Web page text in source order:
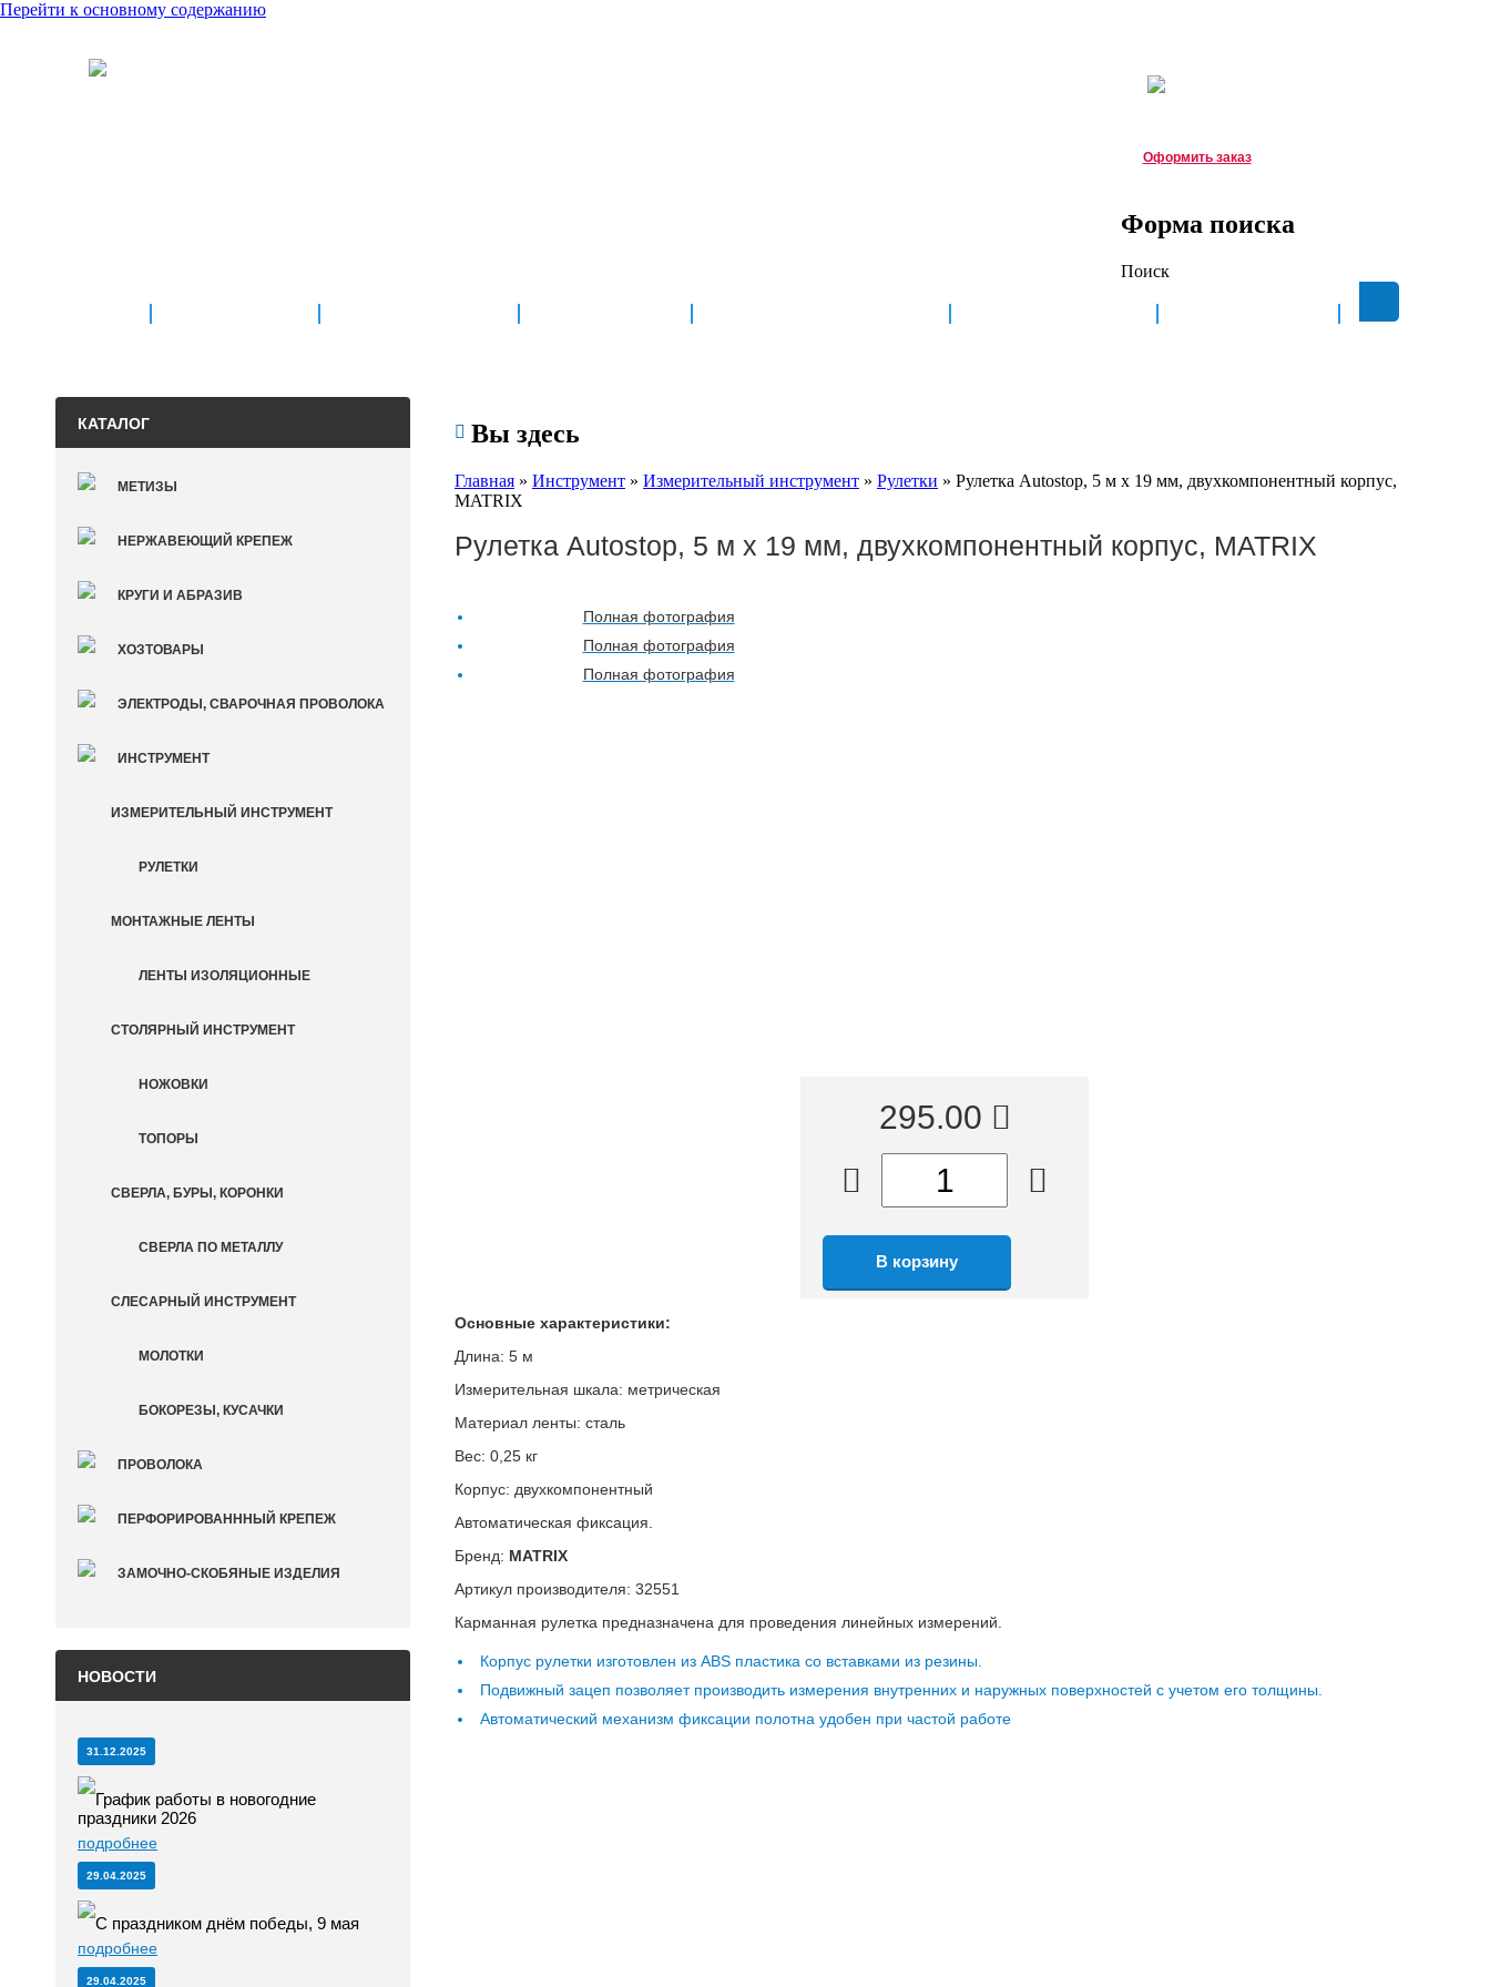
Перейти к основному содержанию
Корзина
Оформить заказ
Форма поиска
Поиск
КАТАЛОГ
МЕТИЗЫ
НЕРЖАВЕЮЩИЙ КРЕПЕЖ
КРУГИ И АБРАЗИВ
ХОЗТОВАРЫ
ЭЛЕКТРОДЫ, СВАРОЧНАЯ ПРОВОЛОКА
ИНСТРУМЕНТ
ИЗМЕРИТЕЛЬНЫЙ ИНСТРУМЕНТ
РУЛЕТКИ
МОНТАЖНЫЕ ЛЕНТЫ
ЛЕНТЫ ИЗОЛЯЦИОННЫЕ
СТОЛЯРНЫЙ ИНСТРУМЕНТ
НОЖОВКИ
ТОПОРЫ
СВЕРЛА, БУРЫ, КОРОНКИ
СВЕРЛА ПО МЕТАЛЛУ
СЛЕСАРНЫЙ ИНСТРУМЕНТ
МОЛОТКИ
БОКОРЕЗЫ, КУСАЧКИ
ПРОВОЛОКА
ПЕРФОРИРОВАНННЫЙ КРЕПЕЖ
ЗАМОЧНО-СКОБЯНЫЕ ИЗДЕЛИЯ
НОВОСТИ
31.12.2025
График работы в новогодние
праздники 2026
подробнее
29.04.2025
С праздником днём победы, 9 мая
подробнее
29.04.2025
 Вы здесь
Главная » Инструмент » Измерительный инструмент » Рулетки » Рулетка Autostop, 5 м х 19 мм, двухкомпонентный корпус,
MATRIX
Рулетка Autostop, 5 м х 19 мм, двухкомпонентный корпус, MATRIX
Полная фотография
Полная фотография
Полная фотография
295.00
Основные характеристики:
Длина: 5 м
Измерительная шкала: метрическая
Материал ленты: сталь
Вес: 0,25 кг
Корпус: двухкомпонентный
Автоматическая фиксация.
Бренд: MATRIX
Артикул производителя: 32551
Карманная рулетка предназначена для проведения линейных измерений.
Корпус рулетки изготовлен из ABS пластика со вставками из резины.
Подвижный зацеп позволяет производить измерения внутренних и наружных поверхностей с учетом его толщины.
Автоматический механизм фиксации полотна удобен при частой работе